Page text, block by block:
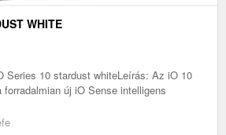
WHITE
Series 10 stardust whiteLeírás: Az iO 10
új iO Sense intelligens